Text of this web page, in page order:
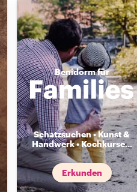
Benidorm für
Schatzsuchen • Kunst &
Handwerk • Kochkurse...
Erkunden